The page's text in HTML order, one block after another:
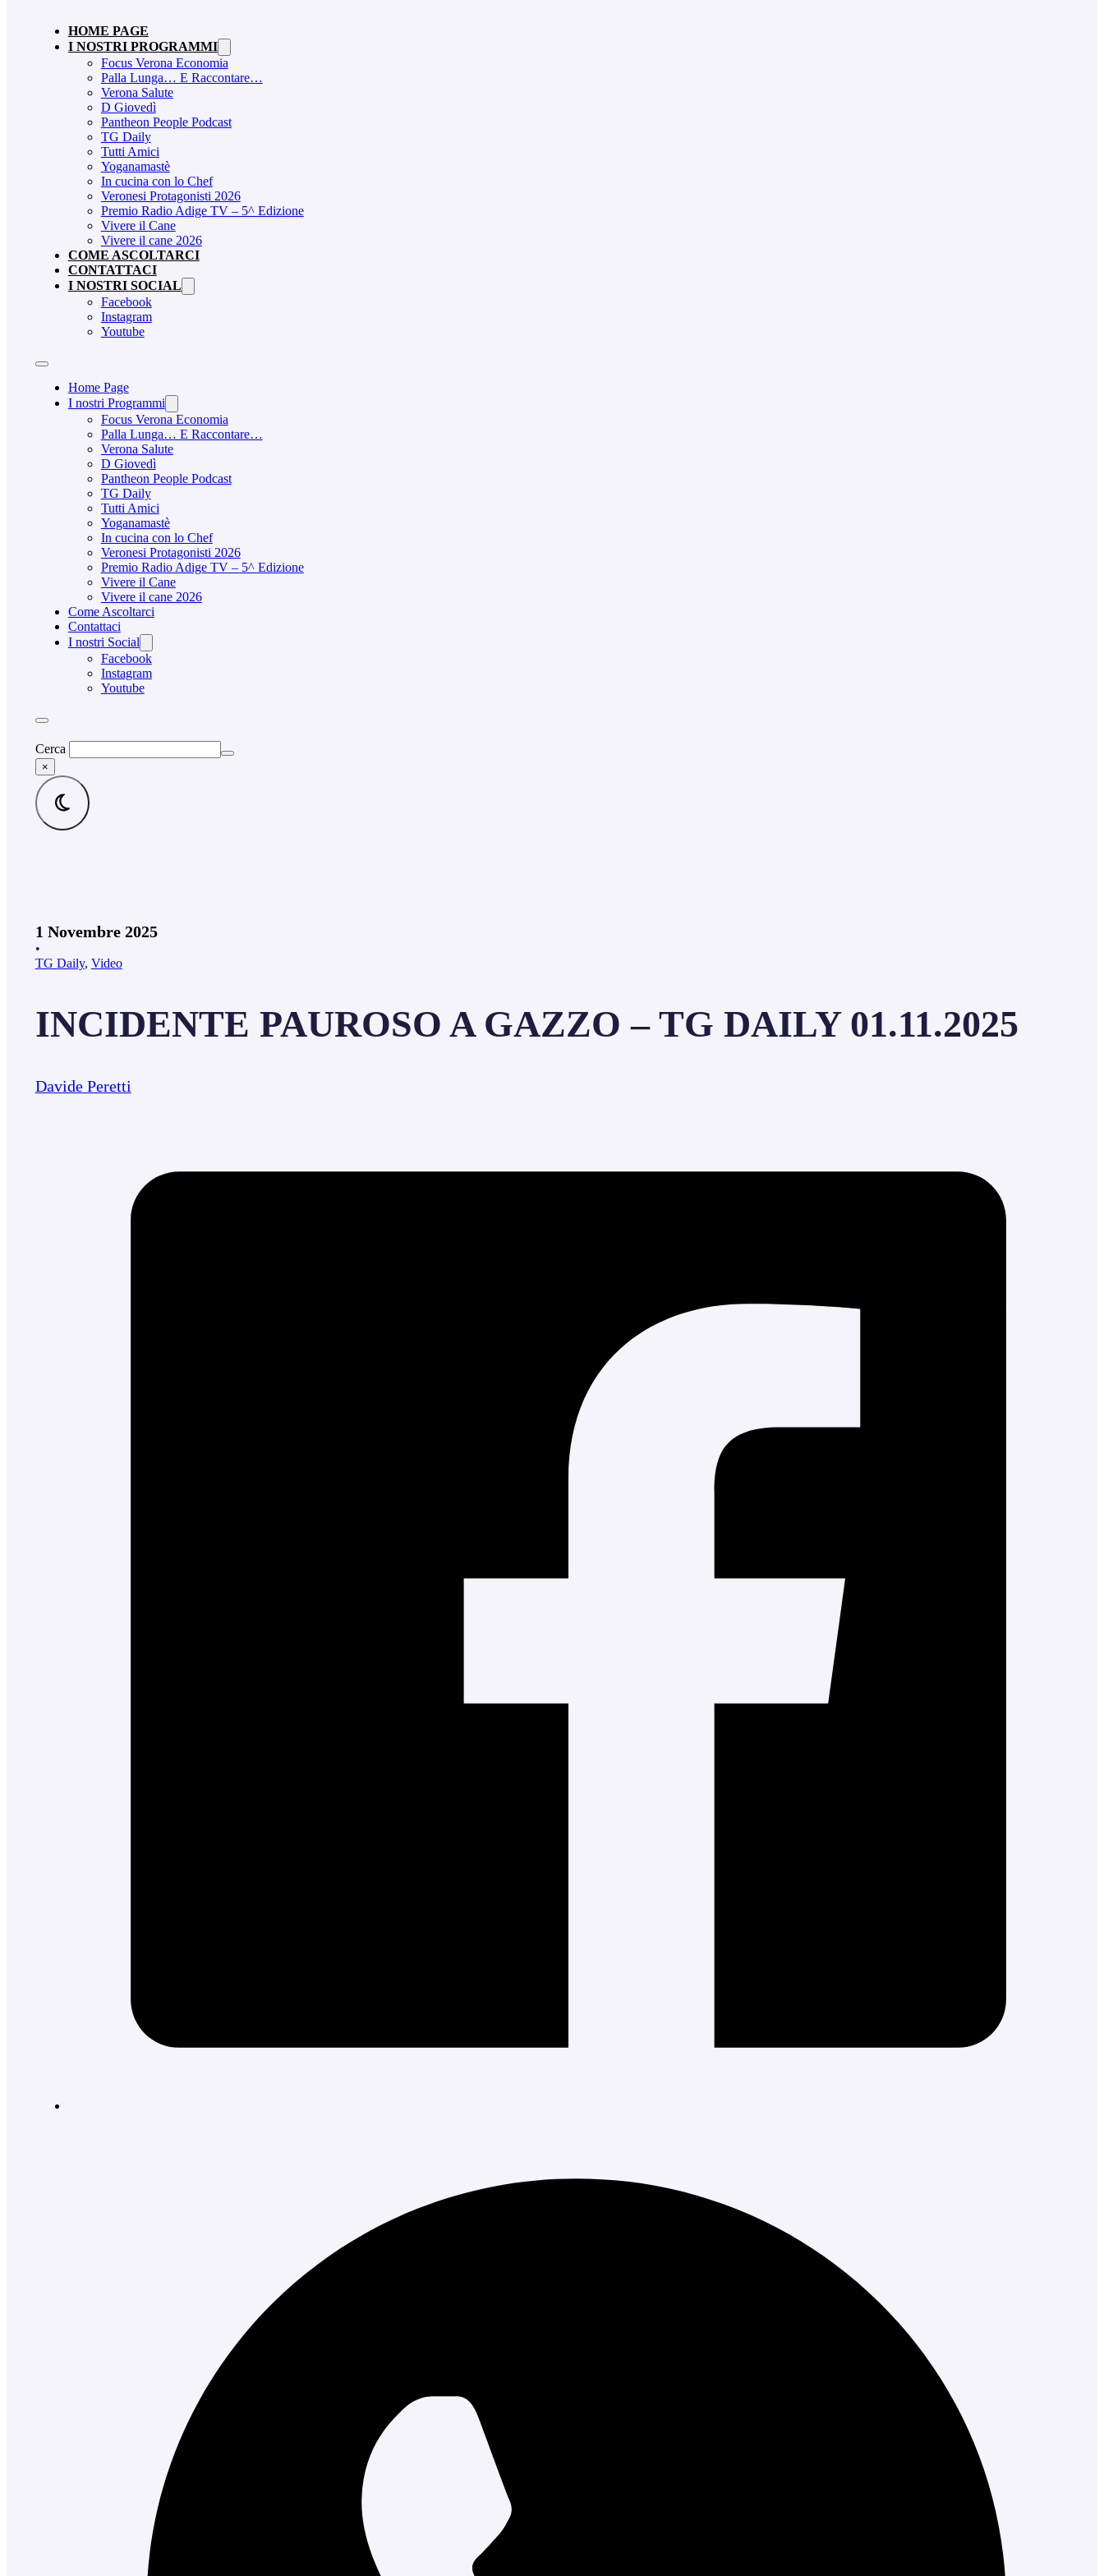
HOME PAGE
I NOSTRI PROGRAMMI
Focus Verona Economia
Palla Lunga… E Raccontare…
Verona Salute
D Giovedì
Pantheon People Podcast
TG Daily
Tutti Amici
Yoganamastè
In cucina con lo Chef
Veronesi Protagonisti 2026
Premio Radio Adige TV – 5^ Edizione
Vivere il Cane
Vivere il cane 2026
COME ASCOLTARCI
CONTATTACI
I NOSTRI SOCIAL
Facebook
Instagram
Youtube
Home Page
I nostri Programmi
Focus Verona Economia
Palla Lunga… E Raccontare…
Verona Salute
D Giovedì
Pantheon People Podcast
TG Daily
Tutti Amici
Yoganamastè
In cucina con lo Chef
Veronesi Protagonisti 2026
Premio Radio Adige TV – 5^ Edizione
Vivere il Cane
Vivere il cane 2026
Come Ascoltarci
Contattaci
I nostri Social
Facebook
Instagram
Youtube
Cerca
×
1 Novembre 2025
•
TG Daily, Video
INCIDENTE PAUROSO A GAZZO – TG DAILY 01.11.2025
Davide Peretti